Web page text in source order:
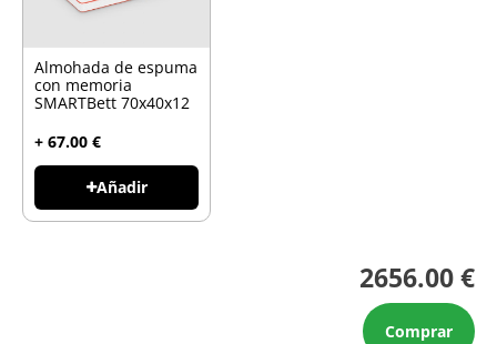
2656.00 €
Comprar
Almohada de espuma
con memoria
SMARTBett 70x40x12
+ 67.00 €
Añadir